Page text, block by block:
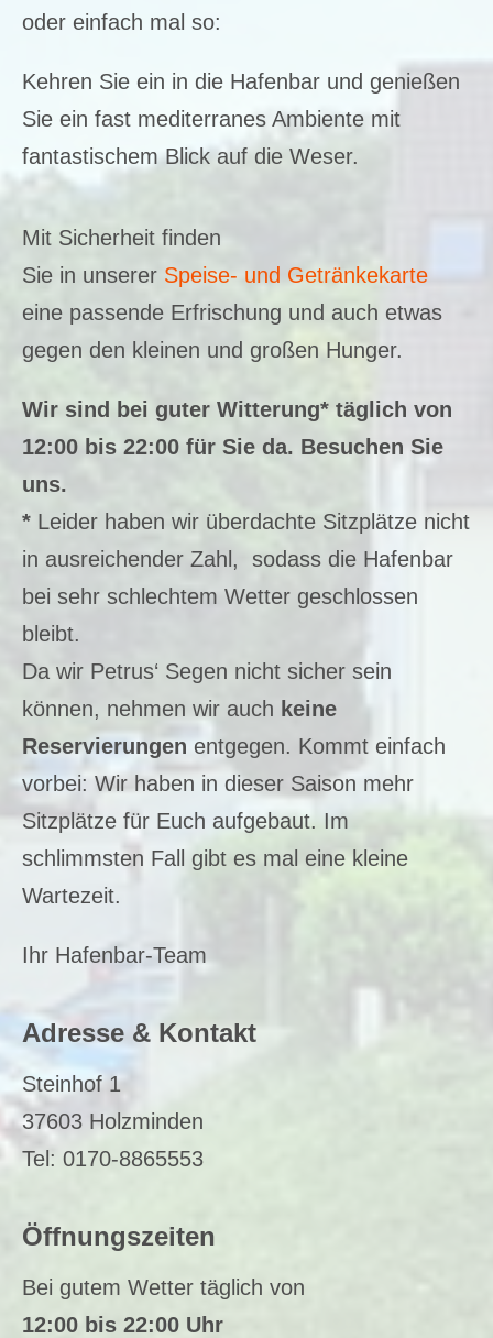
oder einfach mal so:
Kehren Sie ein in die Hafenbar und genießen
Sie ein fast mediterranes Ambiente mit
fantastischem Blick auf die Weser.
Mit Sicherheit finden
Sie in unserer Speise- und Getränkekarte
eine passende Erfrischung und auch etwas
gegen den kleinen und großen Hunger.
Wir sind bei guter Witterung* täglich von
12:00 bis 22:00 für Sie da. Besuchen Sie
uns.
* Leider haben wir überdachte Sitzplätze nicht
in ausreichender Zahl, sodass die Hafenbar
bei sehr schlechtem Wetter geschlossen
bleibt.
Da wir Petrus‘ Segen nicht sicher sein
können, nehmen wir auch keine
Reservierungen entgegen. Kommt einfach
vorbei: Wir haben in dieser Saison mehr
Sitzplätze für Euch aufgebaut. Im
schlimmsten Fall gibt es mal eine kleine
Wartezeit.
Ihr Hafenbar-Team
Adresse & Kontakt
Steinhof 1
37603 Holzminden
Tel: 0170-8865553
Öffnungszeiten
Bei gutem Wetter täglich von
12:00 bis 22:00 Uhr